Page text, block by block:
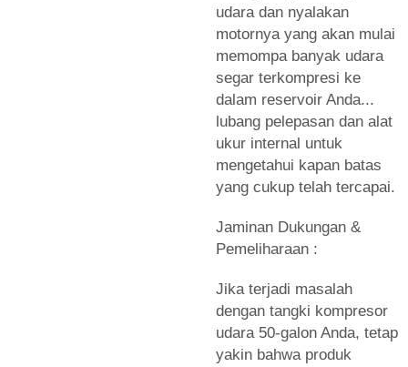
udara dan nyalakan
motornya yang akan mulai
memompa banyak udara
segar terkompresi ke
dalam reservoir Anda...
lubang pelepasan dan alat
ukur internal untuk
mengetahui kapan batas
yang cukup telah tercapai.
Jaminan Dukungan &
Pemeliharaan :
Jika terjadi masalah
dengan tangki kompresor
udara 50-galon Anda, tetap
yakin bahwa produk